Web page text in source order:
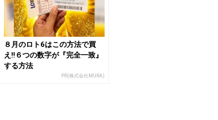
８月のロト6はこの方法で買
え!!６つの数字が『完全一致』
する方法
PR(株式会社MURA)